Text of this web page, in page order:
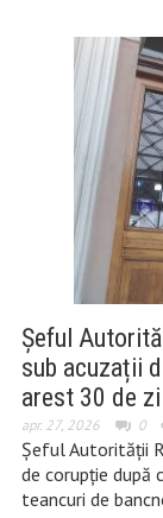
Șeful
sub acuzații
arest 30 de
apr. 27, 2026 0
Șeful Autorității
de corupție după
teancuri de